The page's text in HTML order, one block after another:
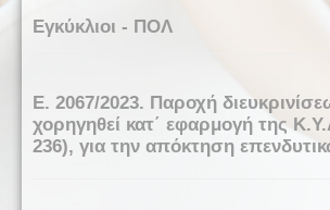
Εγκύκλιοι - ΠΟΛ
Ε. 2067/2023. Παροχή
χορηγηθεί κατ΄ εφαρμογή της
236), για την απόκτηση